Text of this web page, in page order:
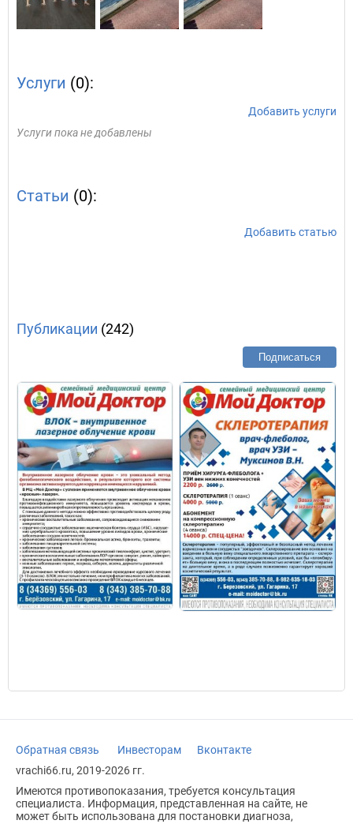
Услуги (0):
Добавить услуги
Услуги пока не добавлены
Статьи (0):
Добавить статью
Публикации (242)
Подписаться
Обратная связь Инвесторам
Вконтакте
vrachi66.ru, 2019-2026 гг.
Имеются противопоказания, требуется консультация
специалиста. Информация, представленная на сайте, не
может быть использована для постановки диагноза,